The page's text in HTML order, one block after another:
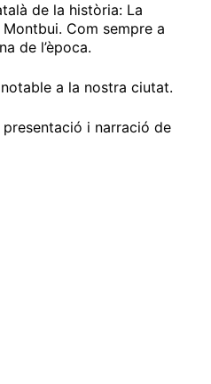
de la història: La
Montbui. Com sempre a
de l’època.
a la nostra ciutat.
i narració de